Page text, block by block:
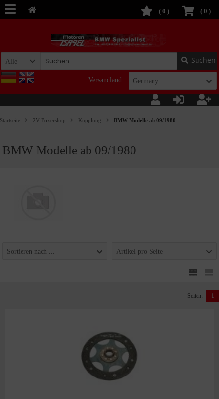
( 0 )
( 0 )
Alle Suchen
Versandland: Germany
Startseite 2V Boxershop Kupplung BMW Modelle ab 09/1980
BMW Modelle ab 09/1980
Sortieren nach ... Artikel pro Seite
Seiten: 1